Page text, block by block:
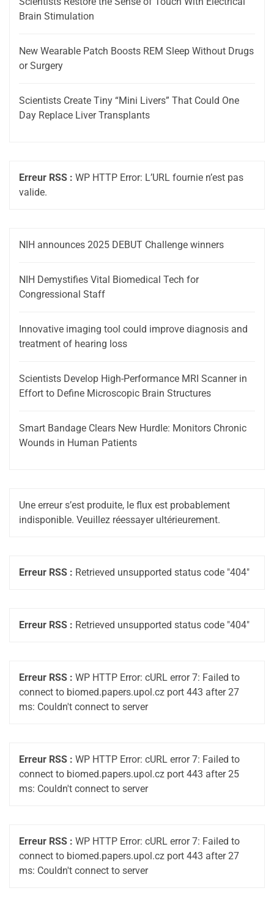
Brain Stimulation
New Wearable Patch Boosts REM Sleep Without Drugs
or Surgery
Scientists Create Tiny “Mini Livers” That Could One
Day Replace Liver Transplants
Erreur RSS : WP HTTP Error: L’URL fournie n’est pas
valide.
NIH announces 2025 DEBUT Challenge winners
NIH Demystifies Vital Biomedical Tech for
Congressional Staff
Innovative imaging tool could improve diagnosis and
treatment of hearing loss
Scientists Develop High-Performance MRI Scanner in
Effort to Define Microscopic Brain Structures
Smart Bandage Clears New Hurdle: Monitors Chronic
Wounds in Human Patients
Une erreur s’est produite, le flux est probablement
indisponible. Veuillez réessayer ultérieurement.
Erreur RSS : Retrieved unsupported status code "404"
Erreur RSS : Retrieved unsupported status code "404"
Erreur RSS : WP HTTP Error: cURL error 7: Failed to
connect to biomed.papers.upol.cz port 443 after 27
ms: Couldn't connect to server
Erreur RSS : WP HTTP Error: cURL error 7: Failed to
connect to biomed.papers.upol.cz port 443 after 25
ms: Couldn't connect to server
Erreur RSS : WP HTTP Error: cURL error 7: Failed to
connect to biomed.papers.upol.cz port 443 after 27
ms: Couldn't connect to server